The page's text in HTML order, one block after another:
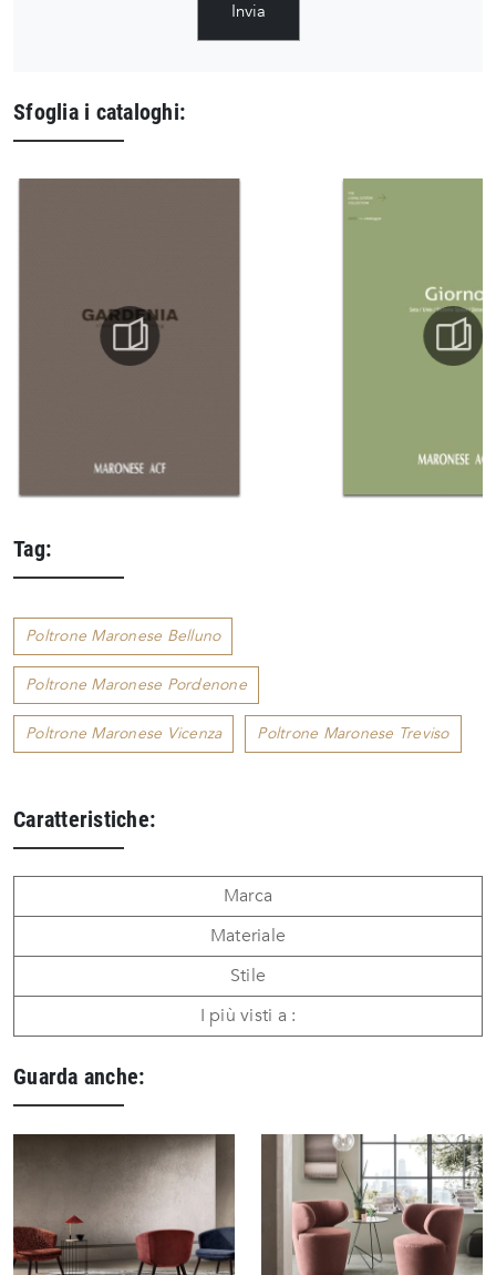
Invia
Sfoglia i cataloghi:
Tag:
Poltrone Maronese Belluno
Poltrone Maronese Pordenone
Poltrone Maronese Vicenza Poltrone Maronese Treviso
Caratteristiche:
Marca
Materiale
Stile
I più visti a :
Guarda anche: